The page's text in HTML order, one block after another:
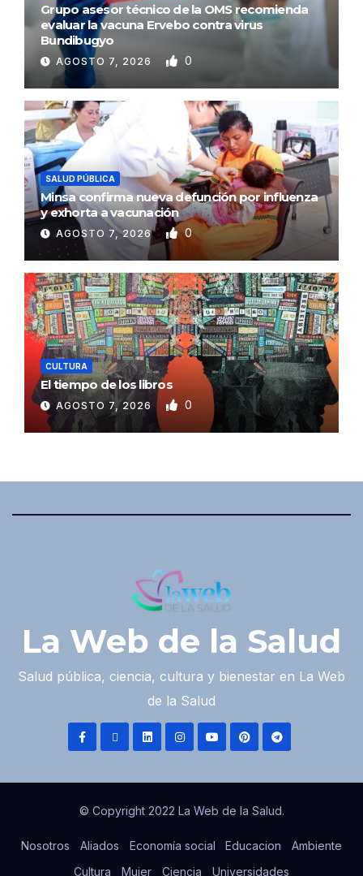
Grupo asesor técnico de la OMS recomienda
evaluar la vacuna Ervebo contra virus
Bundibugyo
AGOSTO 7, 2026 0
SALUD PÚBLICA
Minsa confirma nueva defunción por influenza
y exhorta a vacunación
AGOSTO 7, 2026 0
CULTURA
El tiempo de los libros
AGOSTO 7, 2026 0
La Web de la Salud
Salud pública, ciencia, cultura y bienestar en La Web
de la Salud
© Copyright 2022 La Web de la Salud.
Nosotros Aliados Economía social Educacion
Ambiente
Cultura
Mujer Ciencia Universidades